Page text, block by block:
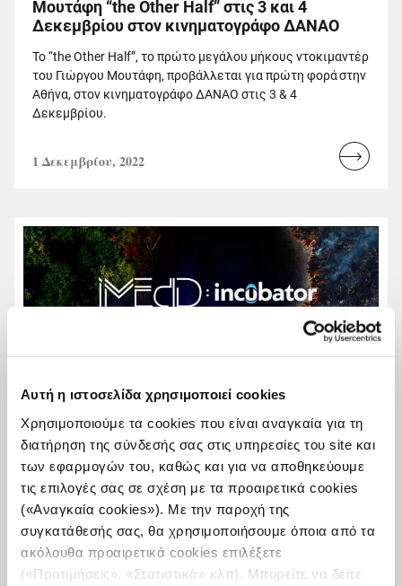
Αυτή η ιστοσελίδα χρησιμοποιεί cookies
Χρησιμοποιούμε τα cookies που είναι αναγκαία για τη
διατήρηση της σύνδεσής σας στις υπηρεσίες του site και
των εφαρμογών του, καθώς και για να αποθηκεύουμε
τις επιλογές σας σε σχέση με τα προαιρετικά cookies
(«Αναγκαία cookies»). Με την παροχή της
συγκατάθεσής σας, θα χρησιμοποιήσουμε όποια από τα
ακόλουθα προαιρετικά cookies επιλέξετε
(«Προτιμήσεις», «Στατιστικά» κλπ). Μπορείτε να δείτε
Μουτάφη “the Other Half” στις 3 και 4
Δεκεμβρίου στον κινηματογράφο ΔΑΝΑΟ
To “the Other Half”, το πρώτο μεγάλου μήκους ντοκιμαντέρ
του Γιώργου Μουτάφη, προβάλλεται για πρώτη φορά στην
Αθήνα, στον κινηματογράφο ΔΑΝΑΟ στις 3 & 4
Δεκεμβρίου.
1 Δεκεμβρίου, 2022
Read